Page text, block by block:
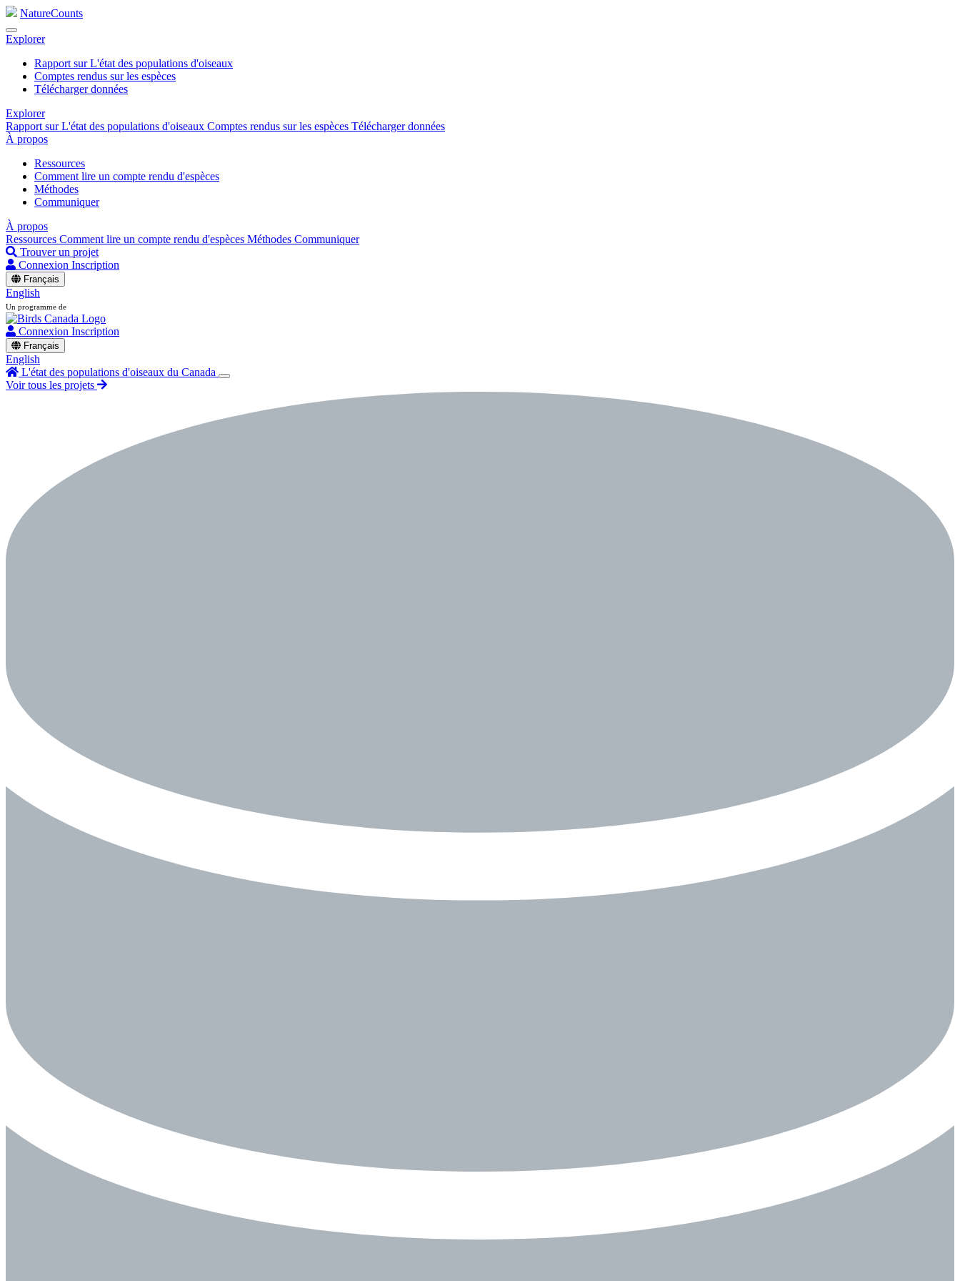
NatureCounts
Explorer
Rapport sur L'état des populations d'oiseaux
Comptes rendus sur les espèces
Télécharger données
Explorer
Rapport sur L'état des populations d'oiseaux Comptes rendus sur les espèces Télécharger données
À propos
Ressources
Comment lire un compte rendu d'espèces
Méthodes
Communiquer
À propos
Ressources Comment lire un compte rendu d'espèces Méthodes Communiquer
Trouver un projet
Connexion Inscription
Français
English
Un programme de
Connexion Inscription
Français
English
L'état des populations d'oiseaux du Canada
Voir tous les projets